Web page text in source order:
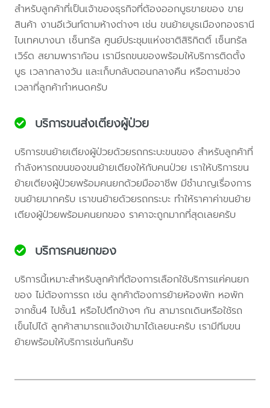
สำหรับลูกค้าที่เป็นเจ้าของธุรกิจที่ต้องออกบูธขายของ ขาย
สินค้า งานอีเว้นท์ตามห้างต่างๆ เช่น ขนย้ายบูธเมืองทองธานี
ไบเทคบางนา เซ็นทรัล ศูนย์ประชุมแห่งชาติสิริกิตติ์ เซ็นทรัล
เวิร์ด สยามพาราก้อน เรามีรถขนของพร้อมให้บริการติดตั้ง
บูธ เวลากลางวัน และเก็บกลับตอนกลางคืน หรือตามช่วง
เวลาที่ลูกค้ากำหนดครับ
บริการขนส่งเตียงผู้ป่วย
บริการขนย้ายเตียงผู้ป่วยด้วยรถกระบะขนของ สำหรับลูกค้าที่
กำลังหารถขนของขนย้ายเตียงให้กับคนป่วย เราให้บริการขน
ย้ายเตียงผู้ป่วยพร้อมคนยกด้วยมืออาชีพ มีชำนาญเรื่องการ
ขนย้ายมากครับ เราขนย้ายด้วยรถกระบะ ทำให้ราคาค่าขนย้าย
เตียงผู้ป่วยพร้อมคนยกของ ราคาจะถูกมากที่สุดเลยครับ
บริการคนยกของ
บริการนี้เหมาะสำหรับลูกค้าที่ต้องการเลือกใช้บริการแค่คนยก
ของ ไม่ต้องการรถ เช่น ลูกค้าต้องการย้ายห้องพัก หอพัก
จากชั้น4 ไปชั้น1 หรือไปตึกข้างๆ กัน สามารถเดินหรือใช้รถ
เข็นไปได้ ลูกค้าสามารถแจ้งเข้ามาได้เลยนะครับ เรามีทีมขน
ย้ายพร้อมให้บริการเช่นกันครับ